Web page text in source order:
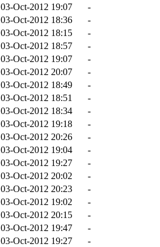
03-Oct-2012 19:07
-
03-Oct-2012 18:36
-
03-Oct-2012 18:15
-
03-Oct-2012 18:57
-
03-Oct-2012 19:07
-
03-Oct-2012 20:07
-
03-Oct-2012 18:49
-
03-Oct-2012 18:51
-
03-Oct-2012 18:34
-
03-Oct-2012 19:18
-
03-Oct-2012 20:26
-
03-Oct-2012 19:04
-
03-Oct-2012 19:27
-
03-Oct-2012 20:02
-
03-Oct-2012 20:23
-
03-Oct-2012 19:02
-
03-Oct-2012 20:15
-
03-Oct-2012 19:47
-
03-Oct-2012 19:27
-